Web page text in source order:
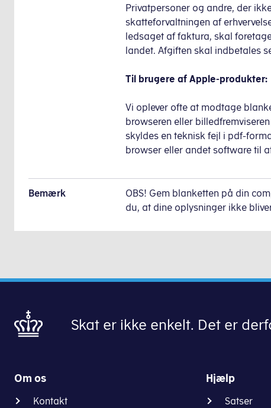
Privatpersoner og andre, der
skatteforvaltningen af
ledsaget af faktura, skal
landet. Afgiften skal indbetales
Til brugere af Apple-produkter:
Vi oplever ofte at modtage
browseren eller
skyldes en teknisk fejl i pdf-
browser eller andet software til
Bemærk
OBS! Gem blanketten på din
du, at dine oplysninger ikke
Skat er ikke enkelt. Det er
Om os
Kontakt
Hjælp
Satser